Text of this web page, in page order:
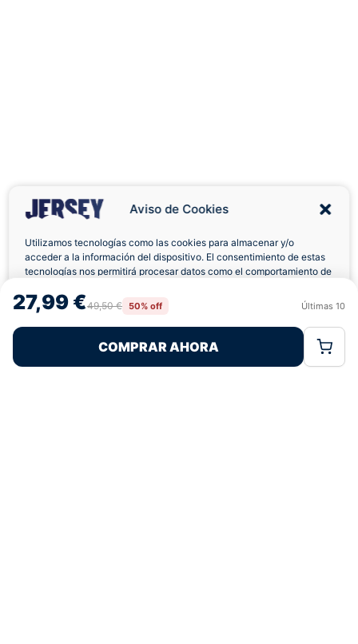
Aviso de Cookies
Utilizamos tecnologías como las cookies para almacenar y/o
acceder a la información del dispositivo. El consentimiento de estas
tecnologías nos permitirá procesar datos como el comportamiento de
retirar el consentimiento, puede afectar negativamente a ciertas
características y funciones.
Rechazar
Política de CookiesPolítica de Privacidad
27,99 €49,50 € 50% off Últimas 10
COMPRAR AHORA
Envíos a Domicilio Devolución 7 Días
Pagos 100% Seguros Ofertas Sin Límites